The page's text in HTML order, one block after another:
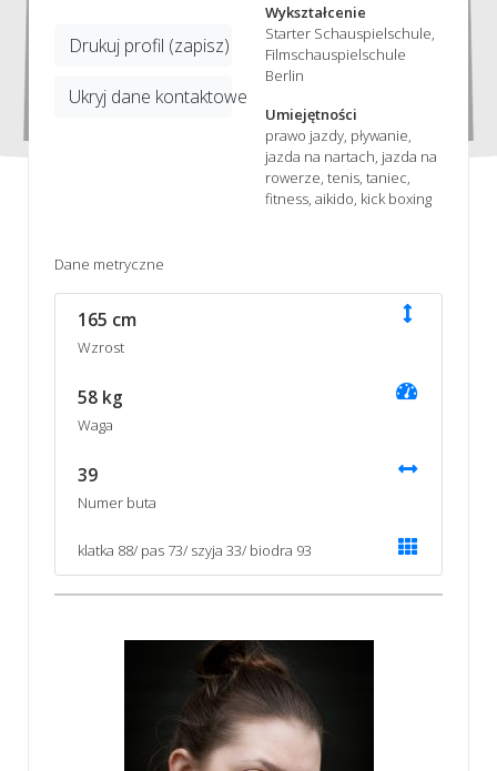
Drukuj profil (zapisz)
Ukryj dane kontaktowe
Wykształcenie
Starter Schauspielschule,
Filmschauspielschule
Berlin
Umiejętności
prawo jazdy, pływanie,
jazda na nartach, jazda na
rowerze, tenis, taniec,
fitness, aikido, kick boxing
Dane metryczne
165 cm
Wzrost
58 kg
Waga
39
Numer buta
klatka 88/ pas 73/ szyja 33/ biodra 93